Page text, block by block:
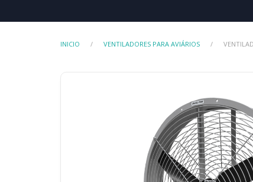
INICIO VENTILADORES PARA AVIÁRIOS